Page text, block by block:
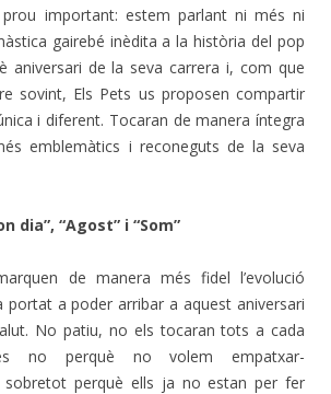
important: estem parlant ni més ni
gairebé inèdita a la història del pop
aniversari de la seva carrera i, com que
sovint, Els Pets us proposen compartir
i diferent. Tocaran de manera íntegra
emblemàtics i reconeguts de la seva
dia”, “Agost” i “Som”
de manera més fidel l’evolució
portat a poder arribar a aquest aniversari
No patiu, no els tocaran tots a cada
no perquè no volem empatxar-
perquè ells ja no estan per fer